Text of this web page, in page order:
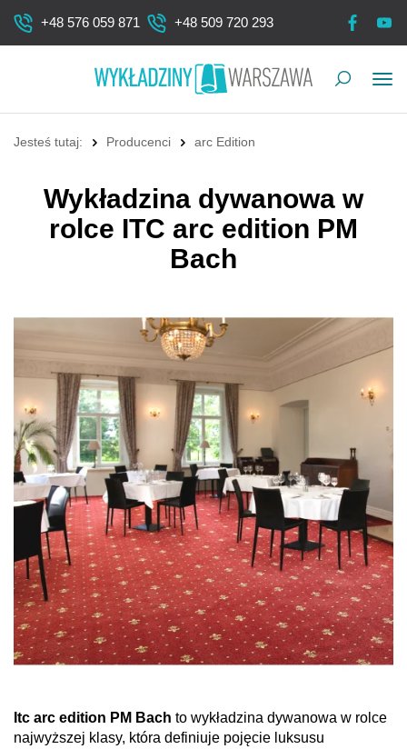
+48 576 059 871 +48 509 720 293
Jesteś tutaj: Producenci arc Edition
Wykładzina dywanowa w
rolce ITC arc edition PM
Bach
Itc arc edition PM Bach to wykładzina dywanowa w rolce
najwyższej klasy, która definiuje pojęcie luksusu